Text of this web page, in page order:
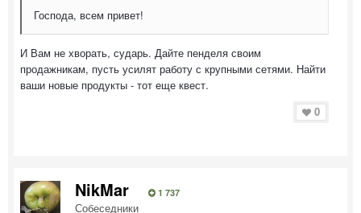
Господа, всем привет!
И Вам не хворать, сударь. Дайте пенделя своим
продажникам, пусть усилят работу с крупными сетями. Найти
ваши новые продукты - тот еще квест.
0
NikMar 1 737
Собеседники